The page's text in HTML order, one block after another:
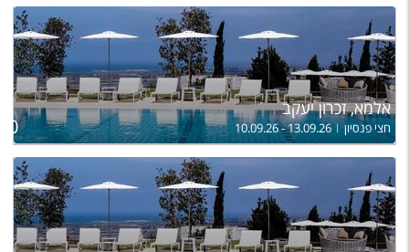
אלמא, זכרון יעקב
חצי פנסיון 10.09.26 - 13.09.26